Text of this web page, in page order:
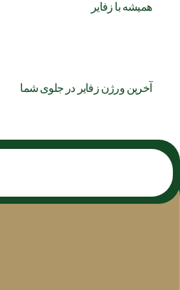
همیشه با زفایر
آخرین ورژن زفایر در جلوی شما